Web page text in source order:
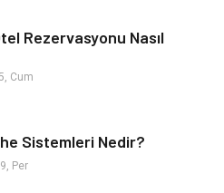
Moda
Rezervasyonu Nasıl
Cum
Sistemleri Nedir?
Per